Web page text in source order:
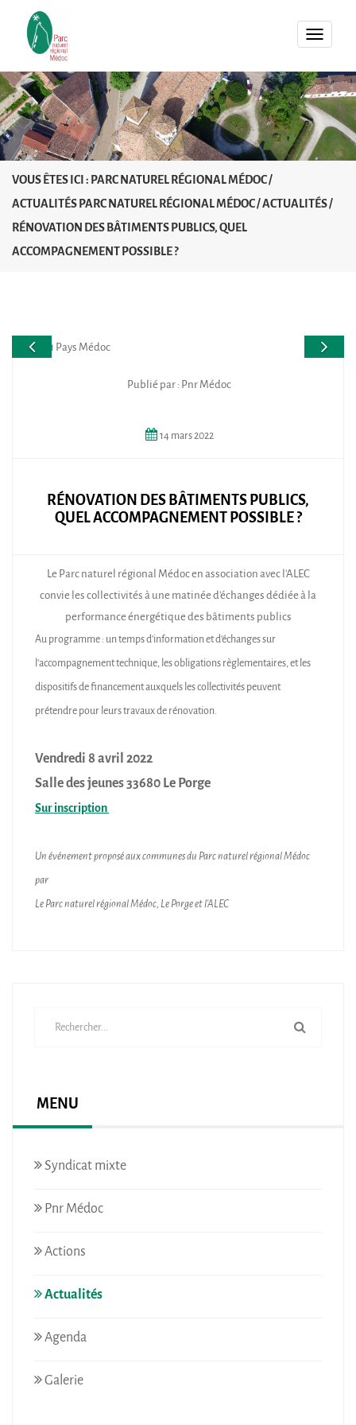
MENU
VOUS ÊTES ICI : PARC NATUREL RÉGIONAL MÉDOC/
ACTUALITÉS PARC NATUREL RÉGIONAL MÉDOC/ACTUALITÉS/
RÉNOVATION DES BÂTIMENTS PUBLICS, QUEL
ACCOMPAGNEMENT POSSIBLE ?
Publié par : Pnr Médoc
14 mars2022
RÉNOVATION DES BÂTIMENTS PUBLICS,
QUEL ACCOMPAGNEMENT POSSIBLE ?
Le Parc naturel régional Médoc en association avec l'ALEC
convie les collectivités à une matinée d'échanges dédiée à la
performance énergétique des bâtiments publics
Au programme : un temps d’information et d’échanges sur
l’accompagnement technique, les obligations règlementaires, et les
dispositifs de financement auxquels les collectivités peuvent
prétendre pour leurs travaux de rénovation.
Vendredi 8 avril 2022
Salle des jeunes 33680 Le Porge
Sur inscription
Un événement proposé aux communes du Parc naturel régional Médoc
par
Le Parc naturel régional Médoc, Le Porge et l'ALEC
MENU
Syndicat mixte
Pnr Médoc
Actions
Actualités
Agenda
Galerie